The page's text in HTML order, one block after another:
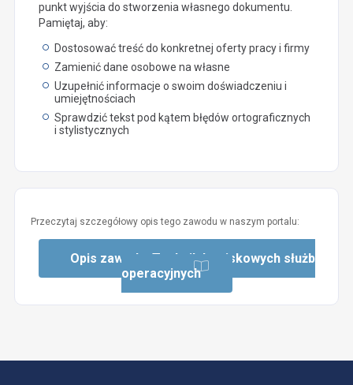
punkt wyjścia do stworzenia własnego dokumentu.
Pamiętaj, aby:
Dostosować treść do konkretnej oferty pracy i firmy
Zamienić dane osobowe na własne
Uzupełnić informacje o swoim doświadczeniu i
umiejętnościach
Sprawdzić tekst pod kątem błędów ortograficznych
i stylistycznych
Przeczytaj szczegółowy opis tego zawodu w naszym portalu:
Opis zawodu: Technik lotniskowych służb
operacyjnych